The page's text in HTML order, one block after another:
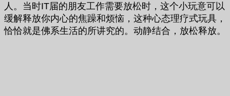
人。当时IT届的朋友工作需要放松时，这个小玩意可以
缓解释放你内心的焦躁和烦恼，这种心态理疗式玩具，
恰恰就是佛系生活的所讲究的。动静结合，放松释放。